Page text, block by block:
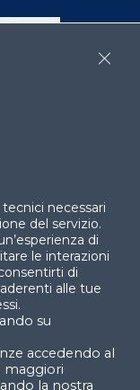
Center
Dipartimento
necessari
del servizio.
di
le interazioni
di
alle tue
su
accedendo al
maggiori
la nostra